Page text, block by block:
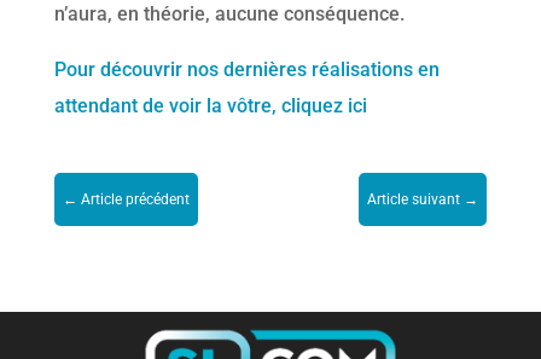
n’aura, en théorie, aucune conséquence.
Pour découvrir nos dernières réalisations en
attendant de voir la vôtre, cliquez ici
← Article précédent Article suivant →